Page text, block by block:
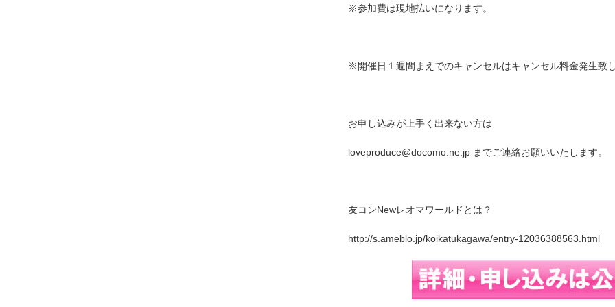
※参加費は現地払いになります。
※開催日１週間まえでのキャンセルはキャンセル料金発生致
お申し込みが上手く出来ない方は
loveproduce@docomo.ne.jp までご連絡お願いいたします。
友コンNewレオマワールドとは？
http://s.ameblo.jp/koikatukagawa/entry-12036388563.html